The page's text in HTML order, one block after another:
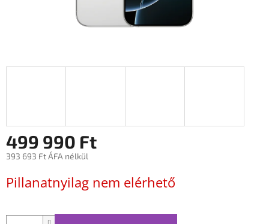
499 990 Ft
393 693 Ft ÁFA nélkül
Pillanatnyilag nem elérhető